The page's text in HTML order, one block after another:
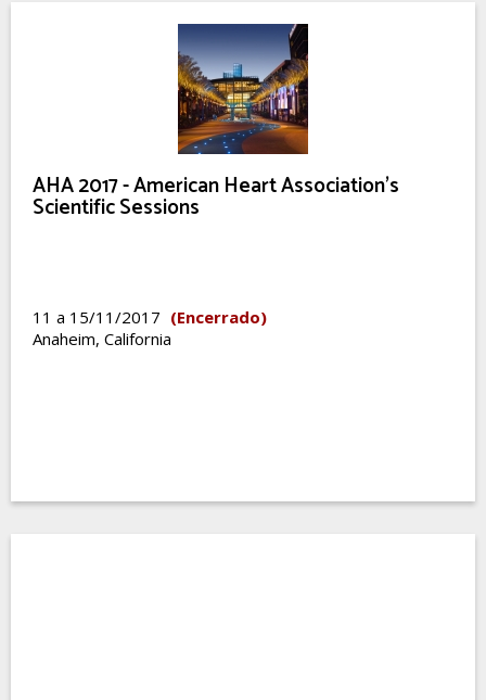
AHA 2017 - American Heart Association’s
Scientific Sessions
11 a 15/11/2017 (Encerrado)
Anaheim, California